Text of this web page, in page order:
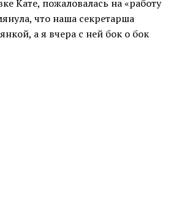
Кате, пожаловалась на «работу
что наша секретарша
а я вчера с ней бок о бок